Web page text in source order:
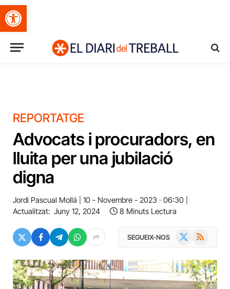
Obre la barra d'eines
REPORTATGE
Advocats i procuradors, en
lluita per una jubilació
digna
Jordi Pascual Mollá
10 - Novembre - 2023 · 06:30
Actualitzat: Juny 12, 2024 8 Minuts Lectura
SEGUEIX-NOS RSS